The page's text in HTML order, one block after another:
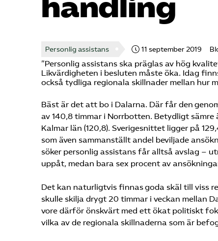
handling
Personlig assistans 11 september 2019
”Personlig assistans ska präglas av hög
Likvärdigheten i besluten måste öka. Idag
också tydliga regionala skillnader mellan hur
Bäst är det att bo i Dalarna. Där får den
av 140,8 timmar i Norrbotten. Betydligt sämre
Kalmar län (120,8). Sverigesnittet ligger på
som även sammanställt andel beviljade
söker personlig assistans får alltså avslag –
uppåt, medan bara sex procent av
Det kan naturligtvis finnas goda skäl till viss
skulle skilja drygt 20 timmar i veckan mellan
vore därför önskvärt med ett ökat politiskt
vilka av de regionala skillnaderna som är